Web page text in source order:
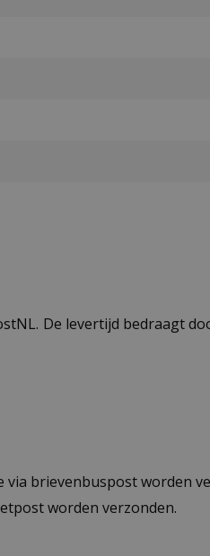
De levertijd bedraagt
via brievenbuspost worden
worden verzonden.